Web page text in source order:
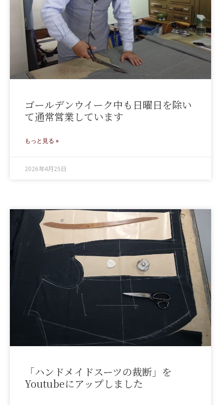
ゴールデンウイーク中も日曜日を除い
て通常営業しています
もっと見る »
2026年4月25日
「ハンドメイドスーツの裁断」を
Youtubeにアップしました